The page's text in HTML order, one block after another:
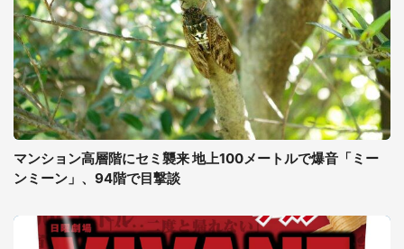
マンション高層階にセミ襲来 地上100メートルで爆音「ミー
ンミーン」、94階で目撃談